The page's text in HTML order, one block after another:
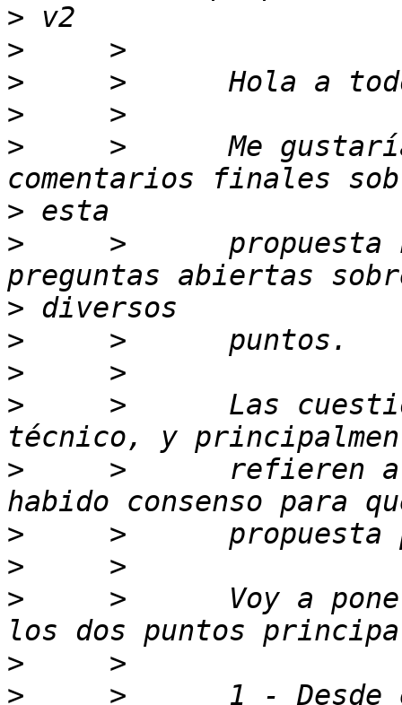
>
>
>
>
>
>      Me
>
>
>      propuesta
>
>
>
>
>      Las
>
>      refieren
>
>
>
>      Voy a
>
>
>      1 - Desde